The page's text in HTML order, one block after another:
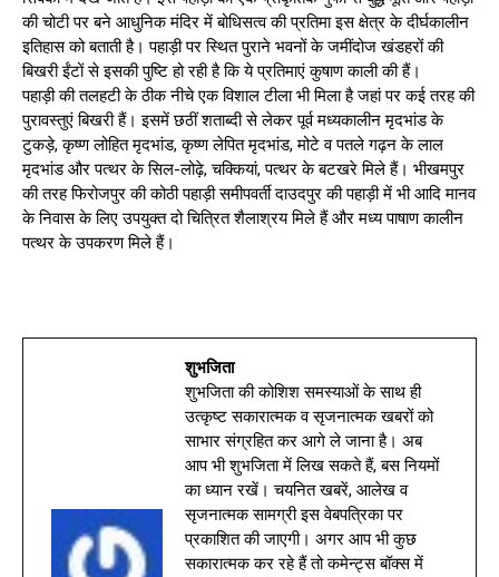
की चोटी पर बने आधुनिक मंदिर में बोधिसत्व की प्रतिमा इस क्षेत्र के दीर्घकालीन
इतिहास को बताती है। पहाड़ी पर स्थित पुराने भवनों के जमींदोज खंडहरों की
बिखरी ईंटों से इसकी पुष्टि हो रही है कि ये प्रतिमाएं कुषाण काली की हैं।
पहाड़ी की तलहटी के ठीक नीचे एक विशाल टीला भी मिला है जहां पर कई तरह की
पुरावस्तुएं बिखरी हैं। इसमें छठीं शताब्दी से लेकर पूर्व मध्यकालीन मृदभांड के
टुकड़े, कृष्ण लोहित मृदभांड, कृष्ण लेपित मृदभांड, मोटे व पतले गढ़न के लाल
मृदभांड और पत्थर के सिल-लोढ़े, चक्कियां, पत्थर के बटखरे मिले हैं। भीखमपुर
की तरह फिरोजपुर की कोठी पहाड़ी समीपवर्ती दाउदपुर की पहाड़ी में भी आदि मानव
के निवास के लिए उपयुक्त दो चित्रित शैलाश्रय मिले हैं और मध्य पाषाण कालीन
पत्थर के उपकरण मिले हैं।
शुभजिता
शुभजिता की कोशिश समस्याओं के साथ ही
उत्कृष्ट सकारात्मक व सृजनात्मक खबरों को
साभार संग्रहित कर आगे ले जाना है। अब
आप भी शुभजिता में लिख सकते हैं, बस नियमों
का ध्यान रखें। चयनित खबरें, आलेख व
सृजनात्मक सामग्री इस वेबपत्रिका पर
प्रकाशित की जाएगी। अगर आप भी कुछ
सकारात्मक कर रहे हैं तो कमेन्ट्स बॉक्स में